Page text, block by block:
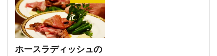
ホースラディッシュの